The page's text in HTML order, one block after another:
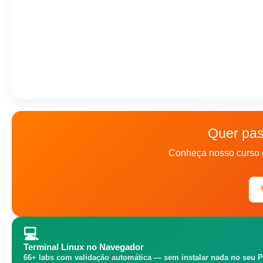
Quer
Conheça nosso curso
💻
Terminal Linux no Navegador
66+ labs com validação automática — sem instalar nada no seu